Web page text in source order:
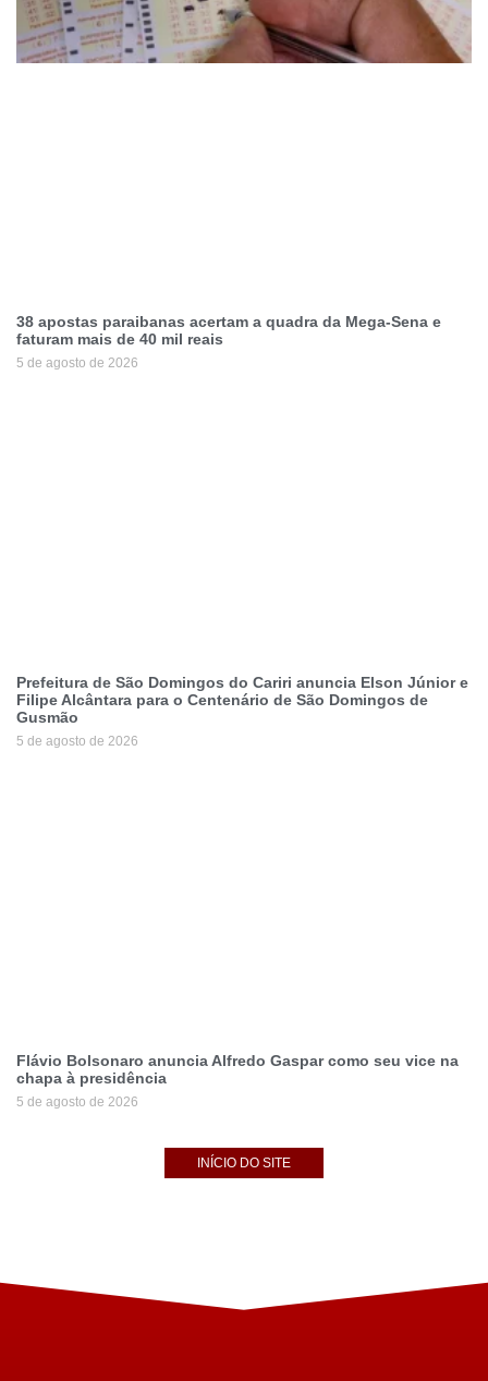
38 apostas paraibanas acertam a quadra da Mega-Sena e
faturam mais de 40 mil reais
5 de agosto de 2026
Prefeitura de São Domingos do Cariri anuncia Elson Júnior e
Filipe Alcântara para o Centenário de São Domingos de
Gusmão
5 de agosto de 2026
Flávio Bolsonaro anuncia Alfredo Gaspar como seu vice na
chapa à presidência
5 de agosto de 2026
INÍCIO DO SITE